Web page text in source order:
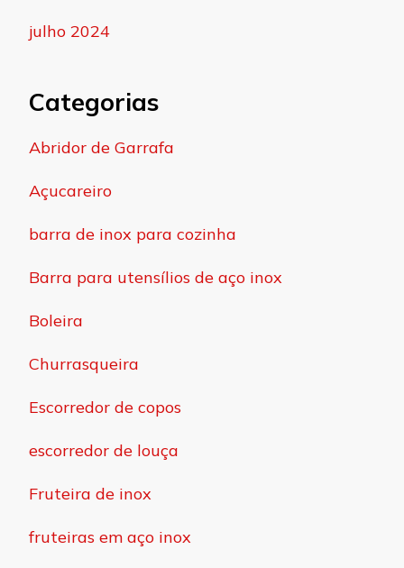
julho 2024
Categorias
Abridor de Garrafa
Açucareiro
barra de inox para cozinha
Barra para utensílios de aço inox
Boleira
Churrasqueira
Escorredor de copos
escorredor de louça
Fruteira de inox
fruteiras em aço inox